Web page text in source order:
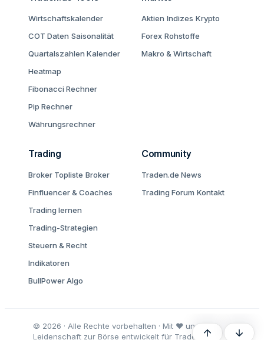
Wirtschaftskalender
COT Daten Saisonalität
Quartalszahlen Kalender
Heatmap
Fibonacci Rechner
Pip Rechner
Währungsrechner
Aktien Indizes Krypto
Forex Rohstoffe
Makro & Wirtschaft
Trading
Broker Topliste Broker
Finfluencer & Coaches
Trading lernen
Trading-Strategien
Steuern & Recht
Indikatoren
BullPower Algo
Community
Traden.de News
Trading Forum Kontakt
© 2026 · Alle Rechte vorbehalten · Mit ♥ und
Leidenschaft zur Börse entwickelt für Trader undOben Unten